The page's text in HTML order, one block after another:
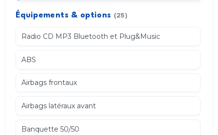
Équipements & options (25)
Radio CD MP3 Bluetooth et Plug&Music
ABS
Airbags frontaux
Airbags latéraux avant
Banquette 50/50